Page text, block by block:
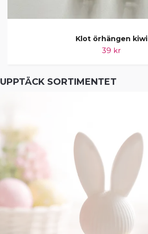
UPPTÄCK SORTIMENTET
Klot örhängen kiwi
39 kr